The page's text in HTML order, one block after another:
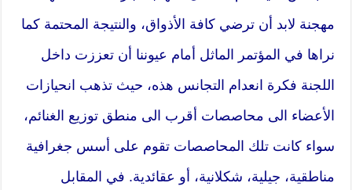
مهجنة لابد أن ترضي كافة الأذواق، والنتيجة المحتمة كما
نراها في المؤتمر الماثل أمام عيوننا أن تعززت داخل
اللجنة فكرة انعدام التجانس هذه، حيث تذهب انحيازات
الأعضاء الى محاصصات أقرب الى منطق توزيع الغنائم،
سواء كانت تلك المحاصصات تقوم على أسس جغرافية
مناطقية، جيلية، شكلانية، أو عقائدية. في المقابل